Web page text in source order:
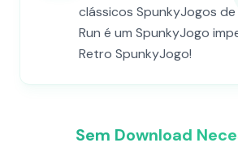
clássicos SpunkyJogos
Run é um SpunkyJogo
Retro SpunkyJogo!
Sem Download